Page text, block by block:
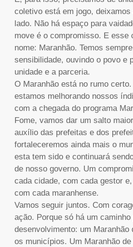
coletivo está em jogo,
lado. Não há espaço para
move é o compromisso. E esse
nome: Maranhão. Temos
sensibilidade, ouvindo o povo e
unidade e a parceria.
O Maranhão está no rumo
estamos melhorando nossos
com a chegada do programa
Fome, vamos dar um salto
auxílio das prefeitas e dos
fortaleceremos ainda mais o
esta tem sido e continuará
de nosso governo. Um
cada cidade, com cada gestor
com cada maranhense.
Vamos seguir juntos. Com
ação. Porque só há um
desenvolvimento: um Maranhão
os municípios. Um Maranhão